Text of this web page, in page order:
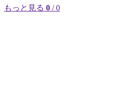
もっと見る 0 / 0